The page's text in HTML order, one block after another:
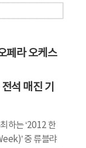
페라 오케스
석 매진 기
하는 ‘2012 한
중 류블랴